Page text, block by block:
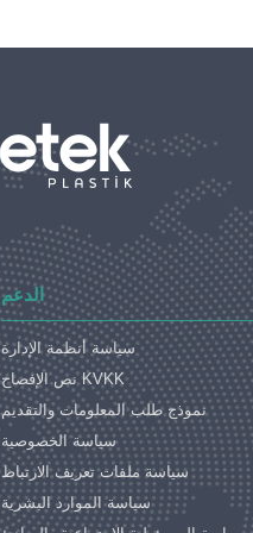
الدعم
سياسة أنظمة الإدارة
نص الإفصاح KVKK
نموذج طلب المعلومات والتقديم
سياسة الخصوصية
سياسة ملفات تعريف الارتباط
سياسة الموارد البشرية